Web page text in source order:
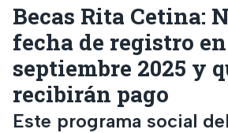
Becas Rita Cetina:
fecha de registro en
septiembre 2025 y
recibirán pago
Este programa social